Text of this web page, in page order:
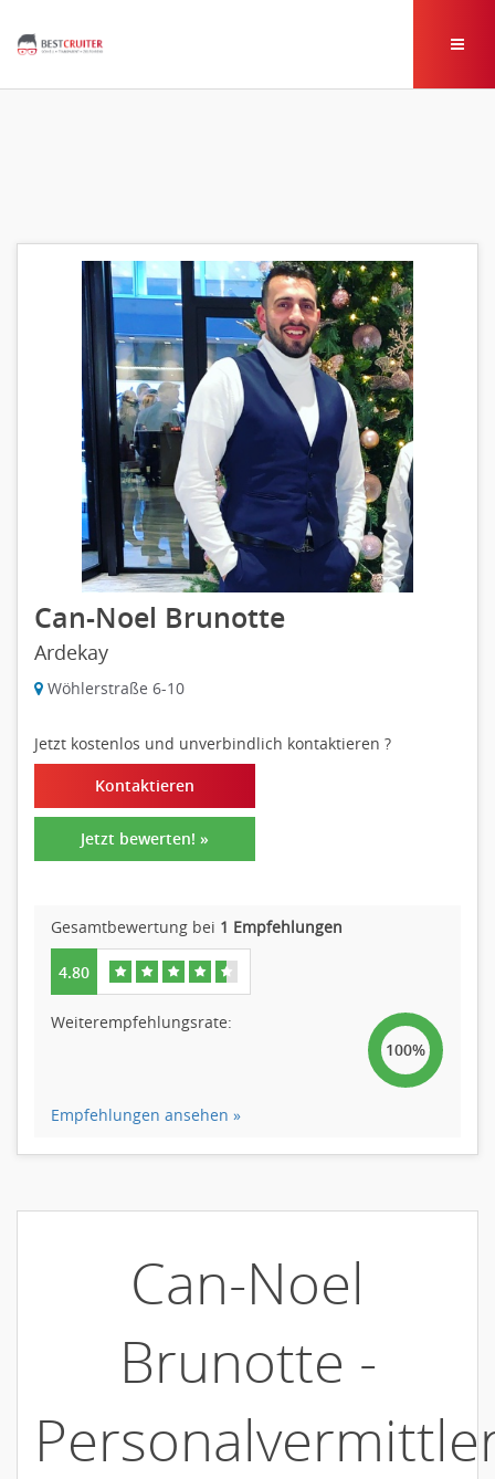
Can-Noel Brunotte
Ardekay
Wöhlerstraße 6-10
Jetzt kostenlos und unverbindlich kontaktieren ?
Kontaktieren
Jetzt bewerten! »
Gesamtbewertung bei 1 Empfehlungen
4.80
Weiterempfehlungsrate:
100%
Empfehlungen ansehen »
Can-Noel
Brunotte -